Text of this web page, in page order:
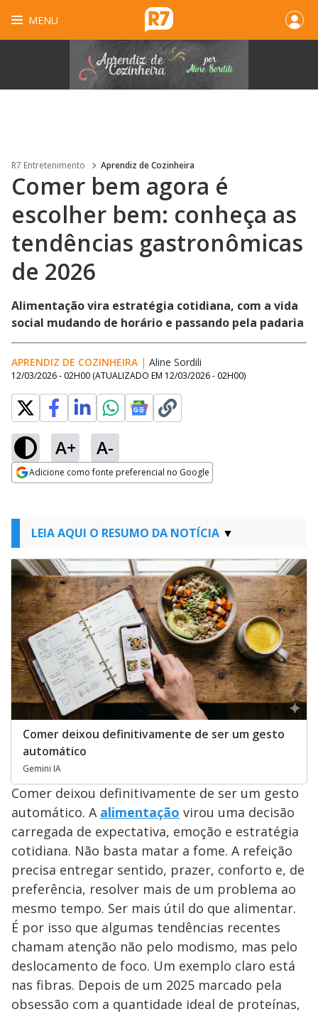
MENU
R7 Entretenimento Aprendiz de Cozinheira
Comer bem agora é
escolher bem: conheça as
tendências gastronômicas
de 2026
Alimentação vira estratégia cotidiana, com a vida
social mudando de horário e passando pela padaria
APRENDIZ DE COZINHEIRA | Aline Sordili
12/03/2026 - 02H00 (ATUALIZADO EM 12/03/2026 - 02H00)
A+ A-
Adicione como fonte preferencial no Google
LEIA AQUI O RESUMO DA NOTÍCIA
Comer deixou definitivamente de ser um gesto
automático
Gemini IA
Comer deixou definitivamente de ser um gesto
automático. A alimentação virou uma decisão
carregada de expectativa, emoção e estratégia
cotidiana. Não basta matar a fome. A refeição
precisa entregar sentido, prazer, conforto e, de
preferência, resolver mais de um problema ao
mesmo tempo. Ser mais útil do que alimentar.
É por isso que algumas tendências recentes
chamam atenção não pelo modismo, mas pelo
deslocamento de foco. Um exemplo claro está
nas fibras. Depois de um 2025 marcado pela
obsessão com a quantidade ideal de proteínas,